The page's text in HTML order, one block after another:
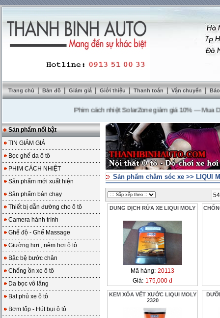
Trang chủ | Bản đồ | Giảm giá | Giới thiệu | Thanh toán | Vận chuyển |
Phim cách nhiệt SolarZone giảm giá 10% ---Mua DVD
Sản phẩm nổi bật
TIN GIẢM GIÁ
Bọc ghế da ô tô
PHIM CÁCH NHIỆT
Sản phẩm mới xuất hiện
Sản phẩm bán chạy
Thiết bị dẫn đường cho ô tô
Camera hành trình
Ghế độ - Ghế Massage
Giường hơi , nệm hơi ô tô
Bậc bệ bước chân
Chống ồn xe ô tô
Da bọc vô lăng
Bạt phủ xe ô tô
Bơm lốp - Hút bụi ô tô
Sản phẩm chăm sóc xe >> LIQUI
DUNG DỊCH RỬA XE LIQUI MOLY
Mã hàng: 20113
Giá: 175,000 đ
KEM XÓA VẾT XƯỚC LIQUI MOLY
2320